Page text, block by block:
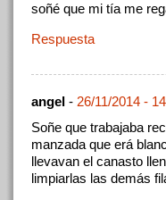
soñé que mi tía me
Respuesta
angel - 26/11/2014 -
Soñe que trabajaba
manzada que erá
llevavan el canasto
limpiarlas las demás